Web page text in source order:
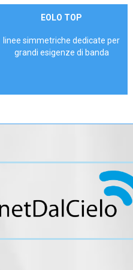
ContattaciEOLO TOP
linee simmetriche dedicate per
grandi esigenze di banda